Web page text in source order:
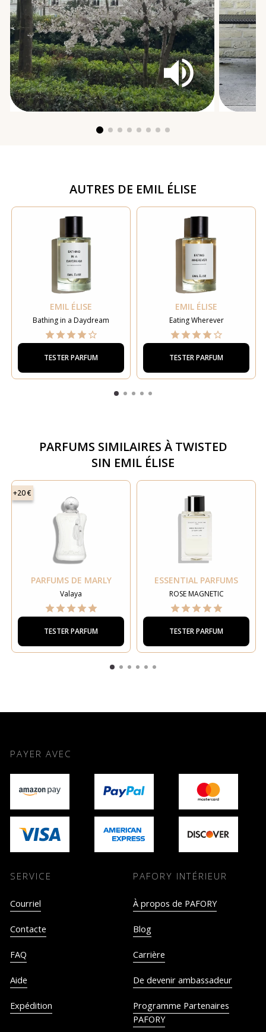
AUTRES DE EMIL ÉLISE
EMIL ÉLISE
Bathing in a Daydream
TESTER PARFUM
EMIL ÉLISE
Eating Wherever
TESTER PARFUM
PARFUMS SIMILAIRES ÀTWISTED
SIN EMIL ÉLISE
+20 €
PARFUMS DE MARLY
Valaya
TESTER PARFUM
ESSENTIAL PARFUMS
ROSE MAGNETIC
TESTER PARFUM
PAYER AVEC
SERVICE
Courriel
Contacte
FAQ
Aide
Expédition
PAFORY INTÉRIEUR
À propos de PAFORY
Blog
Carrière
De devenir ambassadeur
Programme Partenaires
PAFORY